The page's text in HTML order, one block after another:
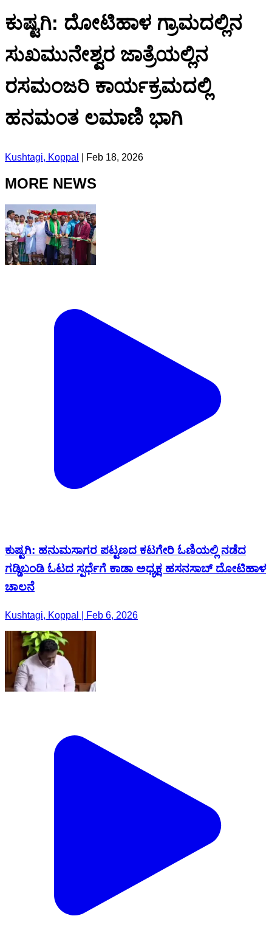
ಕುಷ್ಟಗಿ: ದೋಟಿಹಾಳ ಗ್ರಾಮದಲ್ಲಿನ
ಸುಖಮುನೇಶ್ವರ ಜಾತ್ರೆಯಲ್ಲಿನ
ರಸಮಂಜರಿ ಕಾರ್ಯಕ್ರಮದಲ್ಲಿ
ಹನಮಂತ ಲಮಾಣಿ ಭಾಗಿ
Kushtagi, Koppal Feb 18, 2026
MORE NEWS
ಕುಷ್ಟಗಿ: ಹನುಮಸಾಗರ ಪಟ್ಟಣದ ಕಟಗೇರಿ ಓಣಿಯಲ್ಲಿ ನಡೆದ
ಗಡ್ಡಿಬಂಡಿ ಓಟದ ಸ್ಪರ್ಧೆಗೆ ಕಾಡಾ ಅಧ್ಯಕ್ಷ ಹಸನಸಾಬ್ ದೋಟಿಹಾಳ
ಚಾಲನೆ
Kushtagi, Koppal | Feb 6, 2026